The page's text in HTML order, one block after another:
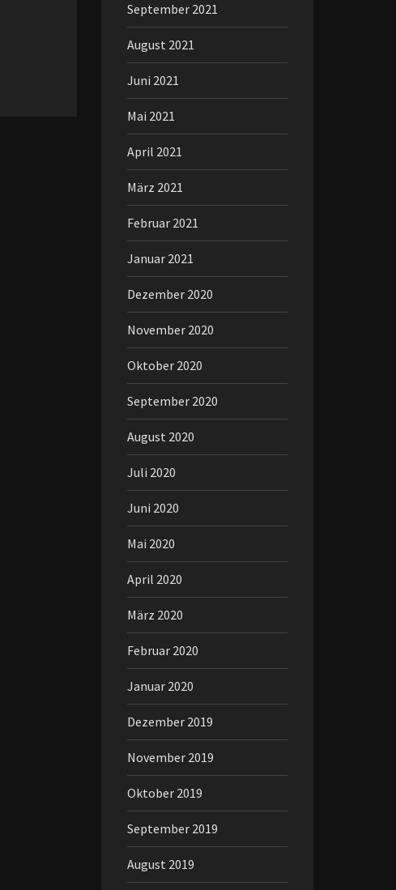
September 2021
August 2021
Juni 2021
Mai 2021
April 2021
März 2021
Februar 2021
Januar 2021
Dezember 2020
November 2020
Oktober 2020
September 2020
August 2020
Juli 2020
Juni 2020
Mai 2020
April 2020
März 2020
Februar 2020
Januar 2020
Dezember 2019
November 2019
Oktober 2019
September 2019
August 2019